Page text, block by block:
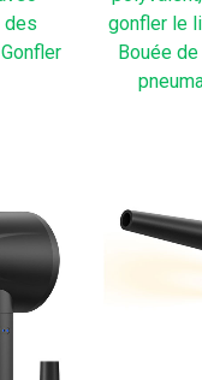
des
gonfler le
Bouée